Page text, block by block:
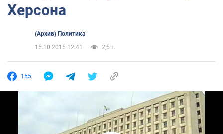
Херсона
(Архив) Политика
15.10.2015 12:41
2,5 т.
155